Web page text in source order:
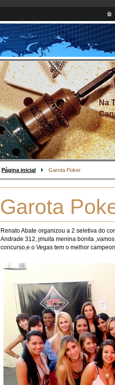
Na
Página inicial Garota Poker
Garota
Renato Abate organizou a 2 seletiva do
Andrade 312, jmuita menina bonita
concurso,e o Vegas tem o melhor